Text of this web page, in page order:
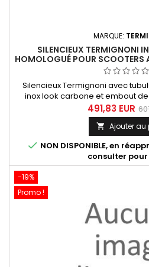
MARQUE:
SILENCIEUX TERMIGNONI
HOMOLOGUÉ POUR SCOOTERS
PIAGGIO
Silencieux Termignoni avec
inox look carbone et embout
adaptable à de nombreux
homologué lorsqu'il est combiné
réf.
491,83 EUR
 Ajouter au
 NON DISPONIBLE, en
consulter
-19%
Promo !